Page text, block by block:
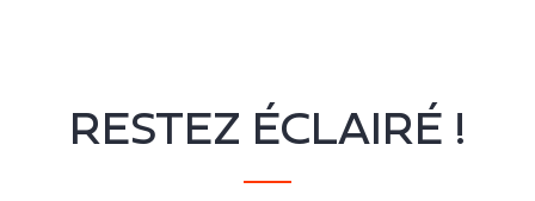
RESTEZ ÉCLAIRÉ !